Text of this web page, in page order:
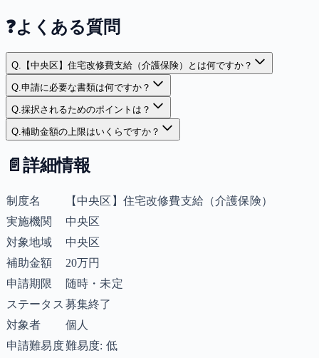
❓よくある質問
Q. 【中央区】住宅改修費支給（介護保険）とは何ですか？
Q.申請に必要な書類は何ですか？
Q.採択されるためのポイントは？
Q.補助金額の上限はいくらですか？
📄 詳細情報
制度名
【中央区】住宅改修費支給（介護保険）
実施機関
中央区
対象地域
中央区
補助金額
20万円
申請期限
随時・未定
ステータス 募集終了
対象者
個人
申請難易度難易度: 低